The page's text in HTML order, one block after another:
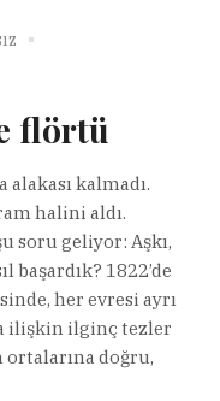
flörtü
kalmadı.
halini aldı.
soru geliyor: Aşkı,
başardık? 1822’de
her evresi ayrı
ilişkin ilginç tezler
doğru,